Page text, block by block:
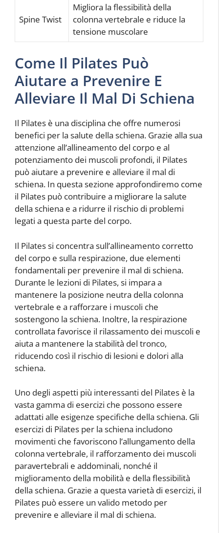
Spine Twist
Migliora la flessibilità della
colonna vertebrale e riduce la
tensione muscolare
Come Il Pilates Può
Aiutare a Prevenire E
Alleviare Il Mal Di Schiena
Il Pilates è una disciplina che offre numerosi
benefici per la salute della schiena. Grazie alla sua
attenzione all’allineamento del corpo e al
potenziamento dei muscoli profondi, il Pilates
può aiutare a prevenire e alleviare il mal di
schiena. In questa sezione approfondiremo come
il Pilates può contribuire a migliorare la salute
della schiena e a ridurre il rischio di problemi
legati a questa parte del corpo.
Il Pilates si concentra sull’allineamento corretto
del corpo e sulla respirazione, due elementi
fondamentali per prevenire il mal di schiena.
Durante le lezioni di Pilates, si impara a
mantenere la posizione neutra della colonna
vertebrale e a rafforzare i muscoli che
sostengono la schiena. Inoltre, la respirazione
controllata favorisce il rilassamento dei muscoli e
aiuta a mantenere la stabilità del tronco,
riducendo così il rischio di lesioni e dolori alla
schiena.
Uno degli aspetti più interessanti del Pilates è la
vasta gamma di esercizi che possono essere
adattati alle esigenze specifiche della schiena. Gli
esercizi di Pilates per la schiena includono
movimenti che favoriscono l’allungamento della
colonna vertebrale, il rafforzamento dei muscoli
paravertebrali e addominali, nonché il
miglioramento della mobilità e della flessibilità
della schiena. Grazie a questa varietà di esercizi, il
Pilates può essere un valido metodo per
prevenire e alleviare il mal di schiena.